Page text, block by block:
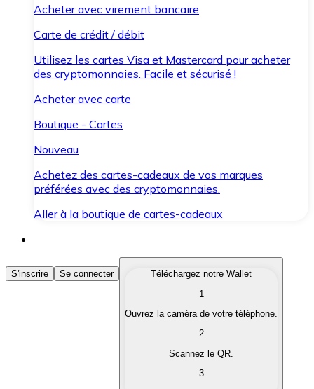
Acheter avec virement bancaire
Carte de crédit / débit
Utilisez les cartes Visa et Mastercard pour acheter
des cryptomonnaies. Facile et sécurisé !
Acheter avec carte
Boutique - Cartes
Nouveau
Achetez des cartes-cadeaux de vos marques
préférées avec des cryptomonnaies.
Aller à la boutique de cartes-cadeaux
Acheter des Cryptomonnaies
Achetez les cryptomonnaies qui vous intéressent
Convertissez vos cryptomonnaies en monnaie
S'inscrire Se connecter
Téléchargez notre Wallet
1
Ouvrez la caméra de votre téléphone.
2
Scannez le QR.
3